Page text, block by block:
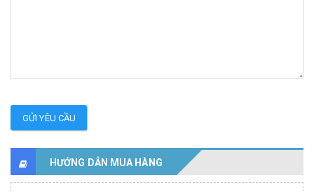
GỬI YÊU CẦU
HƯỚNG DẪN MUA HÀNG